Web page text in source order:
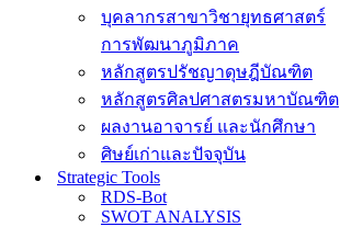
บุคลากรสาขาวิชายุทธศาสตร์
การพัฒนาภูมิภาค
หลักสูตรปรัชญาดุษฎีบัณฑิต
หลักสูตรศิลปศาสตรมหาบัณฑิต
ผลงานอาจารย์ และนักศึกษา
ศิษย์เก่าและปัจจุบัน
Strategic Tools
RDS-Bot
SWOT ANALYSIS